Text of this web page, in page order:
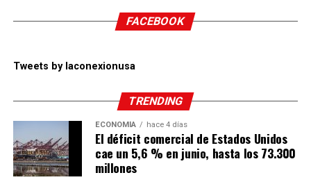
FACEBOOK
Tweets by laconexionusa
TRENDING
ECONOMÍA hace 4 días
El déficit comercial de Estados Unidos
cae un 5,6 % en junio, hasta los 73.300
millones